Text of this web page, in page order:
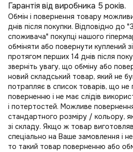
Гарантія від виробника 5 років.
Обмін і повернення товару
днів після покупки. Відповідно до
споживача" покупці нашого
обміняти або повернути куплений
протягом перших 14 днів після
зверніть увагу, що обміну або
новий складський товар, який не
потрапляє в список товарів, що не
поверненню і не має слідів
і потертостей. Можливе
стандартного розміру / кольору,
зі складу. Якщо ж товар
спеціально на Ваше замовлення і
то такий товар поверненню або